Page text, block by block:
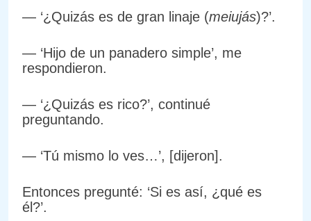
— ‘¿Quizás es de gran linaje (meiujás)?’.
— ‘Hijo de un panadero simple’, me
respondieron.
— ‘¿Quizás es rico?’, continué
preguntando.
— ‘Tú mismo lo ves…’, [dijeron].
Entonces pregunté: ‘Si es así, ¿qué es
él?’.